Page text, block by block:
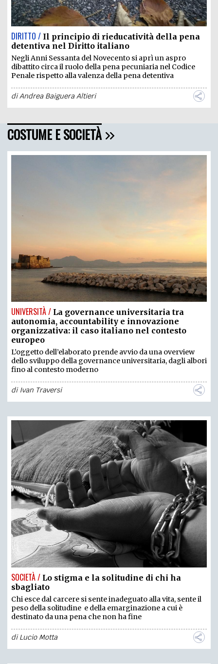
DIRITTO / Il principio di rieducatività della pena
detentiva nel Diritto italiano
Negli Anni Sessanta del Novecento si aprì un aspro
dibattito circa il ruolo della pena pecuniaria nel Codice
Penale rispetto alla valenza della pena detentiva
diAndrea Baiguera Altieri
COSTUME E SOCIETÀ
UNIVERSITÀ / La governance universitaria tra
autonomia, accountability e innovazione
organizzativa: il caso italiano nel contesto
europeo
L’oggetto dell’elaborato prende avvio da una overview
dello sviluppo della governance universitaria, dagli albori
fino al contesto moderno
di Ivan Traversi
SOCIETÀ / Lo stigma e la solitudine di chi ha
sbagliato
Chi esce dal carcere si sente inadeguato alla vita, sente il
peso della solitudine e della emarginazione a cui è
destinato da una pena che non ha fine
diLucio Motta